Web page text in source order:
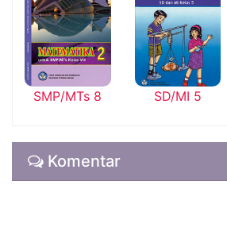
SMP/MTs 8 SD/MI 5
Komentar